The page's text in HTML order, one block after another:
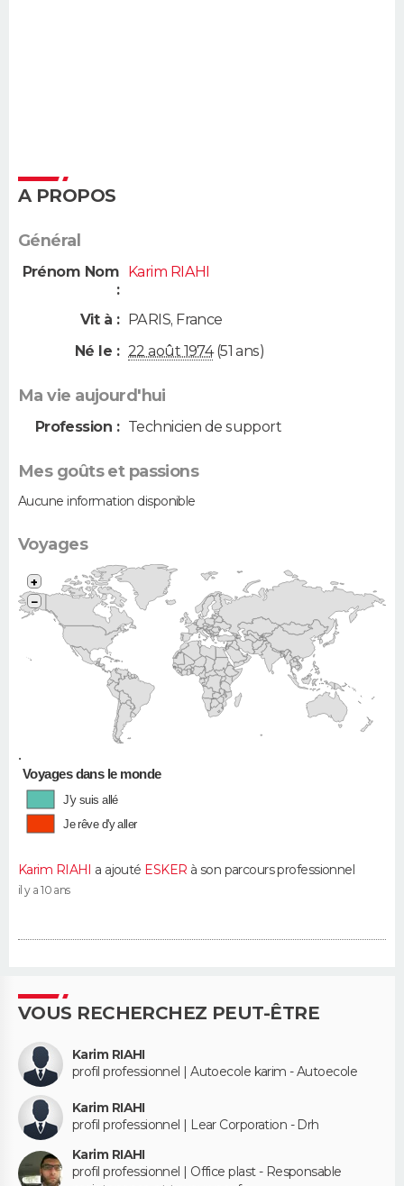
A PROPOS
Général
Prénom Nom
:
Karim RIAHI
Vit à : PARIS, France
Né le : 22 août 1974(51 ans)
Ma vie aujourd'hui
Profession : Technicien de support
Mes goûts et passions
Aucune information disponible
Voyages
•
+
−
Voyages dans le monde
J'y suis allé
Je rêve d'y aller
Karim RIAHI a ajouté ESKER à son parcours professionnel
il y a 10 ans
VOUS RECHERCHEZ PEUT-ÊTRE
Karim RIAHI
profil professionnel | Autoecole karim - Autoecole
Karim RIAHI
profil professionnel | Lear Corporation - Drh
Karim RIAHI
profil professionnel | Office plast - Responsable